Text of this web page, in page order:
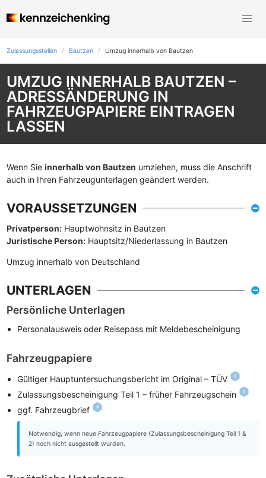
Zulassungsstellen Bautzen Umzug innerhalb von Bautzen
UMZUG INNERHALB BAUTZEN –
ADRESSÄNDERUNG IN
FAHRZEUGPAPIERE EINTRAGEN
LASSEN
Wenn Sie innerhalb von Bautzen umziehen, muss die Anschrift
auch in Ihren Fahrzeugunterlagen geändert werden.
VORAUSSETZUNGEN
Privatperson: Hauptwohnsitz in Bautzen
Juristische Person: Hauptsitz/Niederlassung in Bautzen
Umzug innerhalb von Deutschland
UNTERLAGEN
Persönliche Unterlagen
Personalausweis oder Reisepass mit Meldebescheinigung
Fahrzeugpapiere
Gültiger Hauptuntersuchungsbericht im Original – TÜV
Zulassungsbescheinigung Teil 1 – früher Fahrzeugschein
ggf. Fahrzeugbrief
Notwendig, wenn neue Fahrzeugpapiere (Zulassungsbescheinigung Teil 1 &
2) noch nicht ausgestellt wurden.